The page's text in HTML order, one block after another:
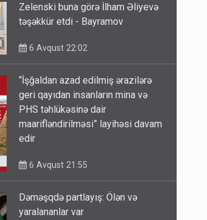
Zelenski buna görə İlham Əliyevə
təşəkkür etdi - Bayramov
6 Avqust 22:02
“İşğaldan azad edilmiş ərazilərə
geri qayıdan insanların mina və
PHS təhlükəsinə dair
maarifləndirilməsi” layihəsi davam
edir
6 Avqust 21:55
Dəməşqdə partlayış: Ölən və
yaralananlar var